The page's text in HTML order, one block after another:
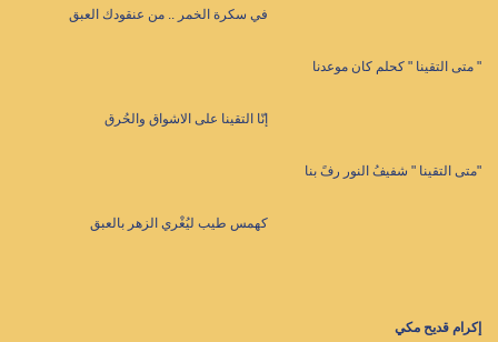
في سكرة الخمر .. من عنقودك العبق
" متى التقينا " كحلم كان موعدنا
إنّا التقينا على الاشواق والحُرق
"متى التقينا " شفيفُ النور رفً بنا
كهمس طيب ليُغْري الزهر بالعبق
إكرام قديح مكي